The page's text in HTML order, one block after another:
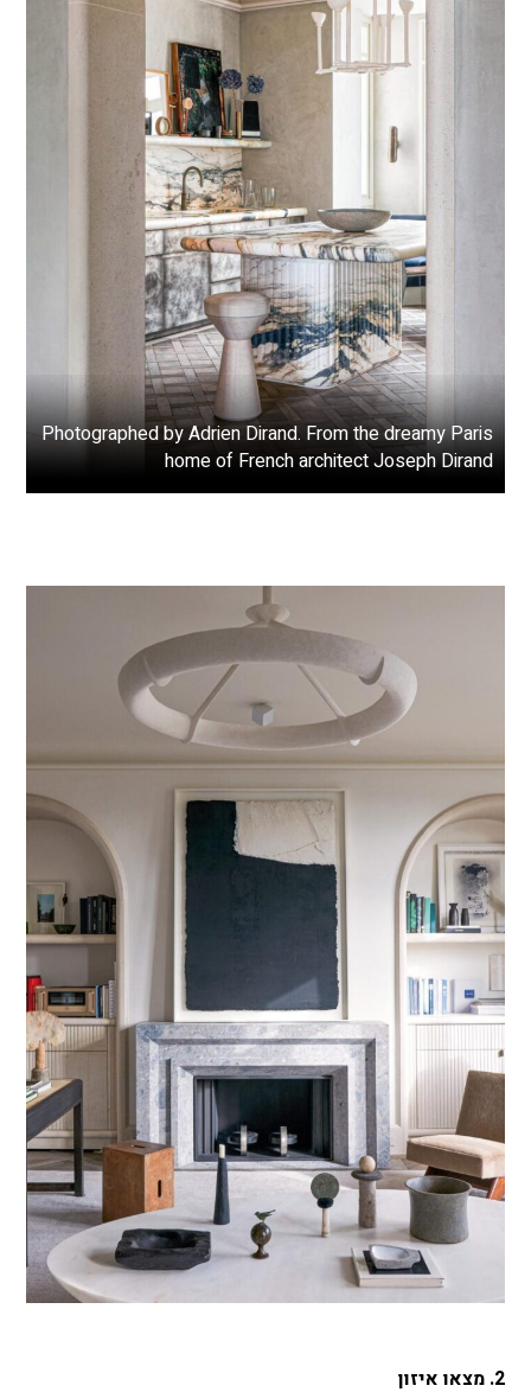
Photographed by Adrien Dirand. From the dreamy Paris
home of French architect Joseph Dirand
2. מצאו איזון